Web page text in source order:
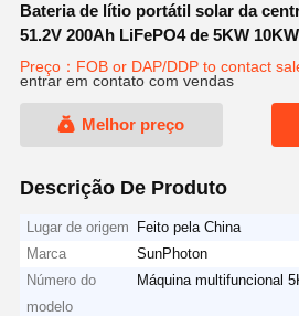
Bateria de lítio portátil solar da
51.2V 200Ah LiFePO4 de 5KW
Preço：FOB or DAP/DDP to contact
entrar em contato com vendas
Melhor preço
Descrição De Produto
Lugar de origem
Feito pela China
Marca
SunPhoton
Número do
modelo
Máquina multifuncional